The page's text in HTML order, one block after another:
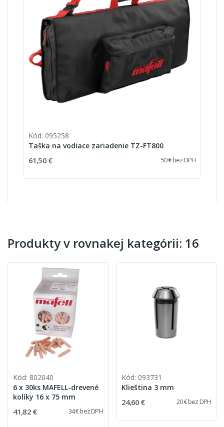
Kód: 095258
Taška na vodiace zariadenie TZ-FT800
61,50 € 50 € bez DPH
Produkty v rovnakej kategórii: 16
Kód: 802040
6 x 30ks MAFELL-drevené
kolíky 16 x 75 mm
41,82 € 34 € bez DPH
Kód: 093731
Klieština 3 mm
24,60 € 20 € bez DPH